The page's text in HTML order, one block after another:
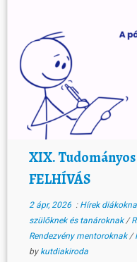
XIX.
FELHÍVÁS
2 ápr, 2026: Hírek
szülőknek és tanároknak/
Rendezvény mentoroknak/
by kutdiakiroda